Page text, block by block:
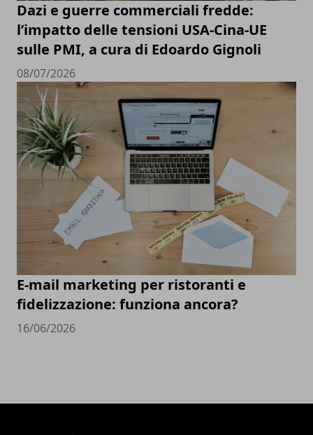
Dazi e guerre commerciali fredde:
l’impatto delle tensioni USA-Cina-UE
sulle PMI, a cura di Edoardo Gignoli
08/07/2026
E-mail marketing per ristoranti e
fidelizzazione: funziona ancora?
16/06/2026